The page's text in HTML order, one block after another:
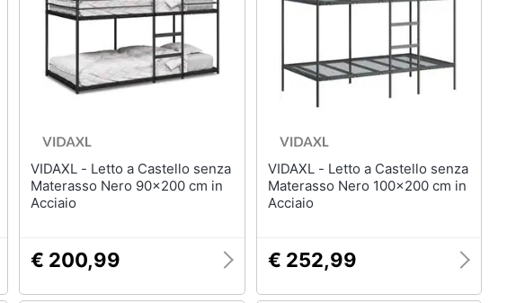
VIDAXL - Letto a Castello senza
Materasso Nero 90x200 cm in
Acciaio
€ 200,99
VIDAXL - Letto a Castello senza
Materasso Nero 100x200 cm in
Acciaio
€ 252,99